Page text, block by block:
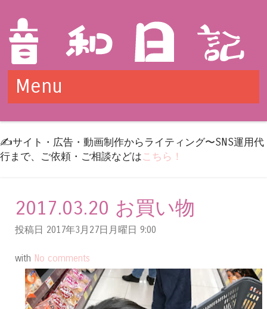
Menu
✍️サイト・広告・動画制作からライティング〜SNS運用代
行まで、ご依頼・ご相談などはこちら！
2017.03.20 お買い物
投稿日 2017年3月27日月曜日 9:00
with No comments